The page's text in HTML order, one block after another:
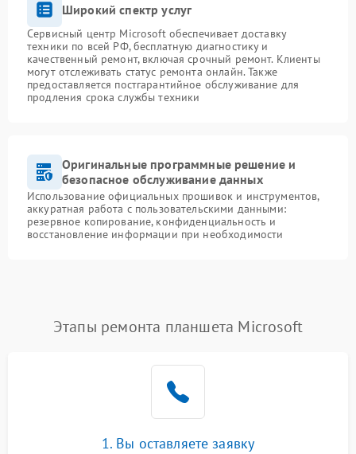
Широкий спектр услуг
Сервисный центр Microsoft обеспечивает доставку
техники по всей РФ, бесплатную диагностику и
качественный ремонт, включая срочный ремонт. Клиенты
могут отслеживать статус ремонта онлайн. Также
предоставляется постгарантийное обслуживание для
продления срока службы техники
Оригинальные программные решение и
безопасное обслуживание данных
Использование официальных прошивок и инструментов,
аккуратная работа с пользовательскими данными:
резервное копирование, конфиденциальность и
восстановление информации при необходимости
Этапы ремонта планшета Microsoft
1. Вы оставляете заявку